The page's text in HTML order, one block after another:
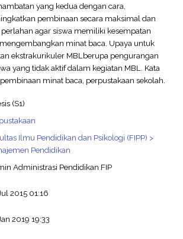
yang kedua dengan cara,
pembinaan secara maksimal dan
agar siswa memiliki kesempatan
minat baca. Upaya untuk
ekstrakurikuler MBLberupa pengurangan
yang tidak aktif dalam kegiatan MBL. Kata
minat baca, perpustakaan sekolah.
(S1)
Ilmu Pendidikan dan Psikologi (FIPP) >
Pendidikan
Administrasi Pendidikan FIP
2015 01:16
2019 19:33